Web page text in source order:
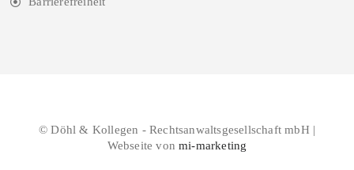
© Döhl & Kollegen - Rechtsanwaltsgesellschaft mbH |
Webseite vonmi-marketing